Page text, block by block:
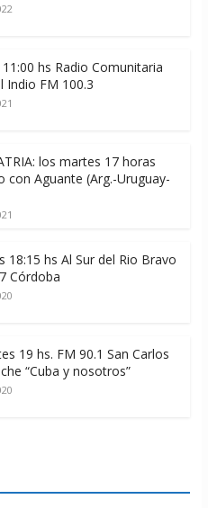
hs Radio Comunitaria
Indio FM 100.3
los martes 17 horas
con Aguante (Arg.-Uruguay-
18:15 hs Al Sur del Rio Bravo
Córdoba
19 hs. FM 90.1 San Carlos
“Cuba y nosotros”